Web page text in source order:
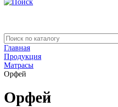
Главная
Продукция
Матрасы
Орфей
Орфей